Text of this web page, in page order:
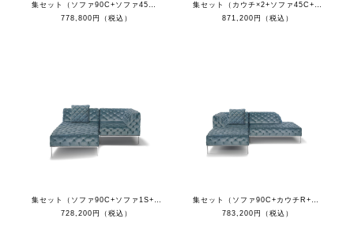
集セット（ソファ90C+ソファ45C+ソファ1S+クッション）
778,800円（税込）
集セット（カウチ×2+ソファ45C+クッション）
871,200円（税込）
集セット（ソファ90C+ソファ1S+オットマン+クッション）
728,200円（税込）
集セット（ソファ90C+カウチR+オットマン+クッション）
783,200円（税込）